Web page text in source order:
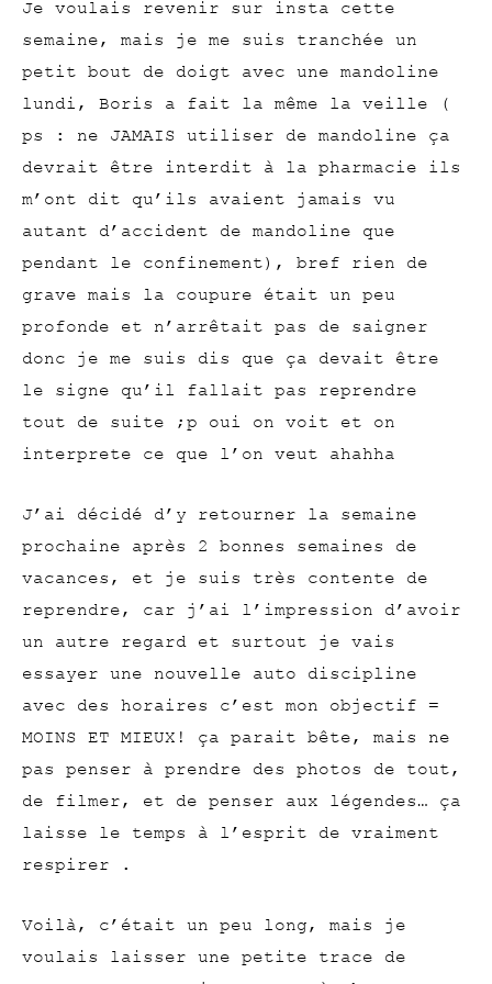
Je voulais revenir sur insta cette
semaine, mais je me suis tranchée un
petit bout de doigt avec une mandoline
lundi, Boris a fait la même la veille (
ps : ne JAMAIS utiliser de mandoline ça
devrait être interdit à la pharmacie ils
m’ont dit qu’ils avaient jamais vu
autant d’accident de mandoline que
pendant le confinement), bref rien de
grave mais la coupure était un peu
profonde et n’arrêtait pas de saigner
donc je me suis dis que ça devait être
le signe qu’il fallait pas reprendre
tout de suite ;p oui on voit et on
interprete ce que l’on veut ahahha
J’ai décidé d’y retourner la semaine
prochaine après 2 bonnes semaines de
vacances, et je suis très contente de
reprendre, car j’ai l’impression d’avoir
un autre regard et surtout je vais
essayer une nouvelle auto discipline
avec des horaires c’est mon objectif =
MOINS ET MIEUX! ça parait bête, mais ne
pas penser à prendre des photos de tout,
de filmer, et de penser aux légendes… ça
laisse le temps à l’esprit de vraiment
respirer .
Voilà, c’était un peu long, mais je
voulais laisser une petite trace de